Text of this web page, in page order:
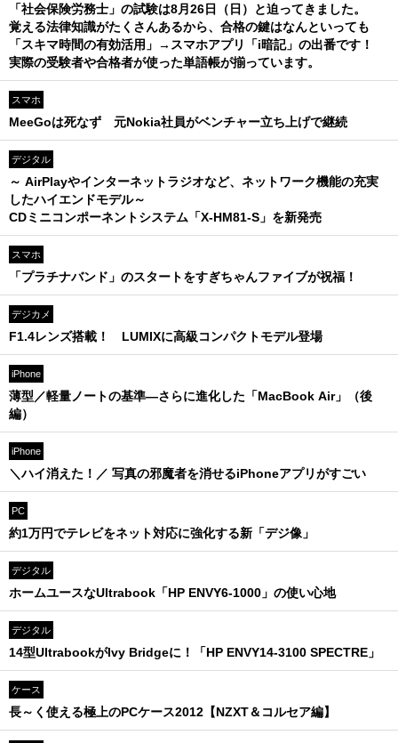
「社会保険労務士」の試験は8月26日（日）と迫ってきました。
覚える法律知識がたくさんあるから、合格の鍵はなんといっても
「スキマ時間の有効活用」→スマホアプリ「i暗記」の出番です！
実際の受験者や合格者が使った単語帳が揃っています。
スマホ
MeeGoは死なず 元Nokia社員がベンチャー立ち上げで継続
デジタル
～ AirPlayやインターネットラジオなど、ネットワーク機能の充実
したハイエンドモデル～
CDミニコンポーネントシステム「X-HM81-S」を新発売
スマホ
「プラチナバンド」のスタートをすぎちゃんファイブが祝福！
デジカメ
F1.4レンズ搭載！ LUMIXに高級コンパクトモデル登場
iPhone
薄型／軽量ノートの基準—さらに進化した「MacBook Air」（後
編）
iPhone
＼ハイ消えた！／ 写真の邪魔者を消せるiPhoneアプリがすごい
PC
約1万円でテレビをネット対応に強化する新「デジ像」
デジタル
ホームユースなUltrabook「HP ENVY6-1000」の使い心地
デジタル
14型UltrabookがIvy Bridgeに！「HP ENVY14-3100 SPECTRE」
ケース
長～く使える極上のPCケース2012【NZXT＆コルセア編】